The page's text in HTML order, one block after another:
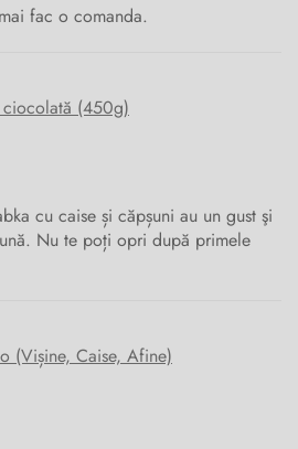
fac o comanda.
ciocolată (450g)
cu caise și căpșuni au un gust şi
Nu te poți opri după primele
(Vișine, Caise, Afine)